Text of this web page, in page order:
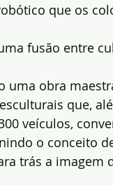
que os
fusão entre
uma obra
que,
veículos,
o conceito
trás a imagem